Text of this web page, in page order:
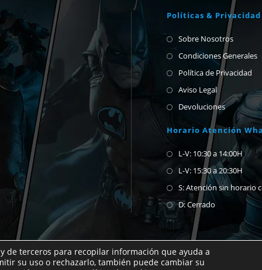
abrirnos un chat de whatsapp para preguntar.
Políticas & Privacidad
Sobre Nosotros
Condiciones Generales
Política de Privacidad
Aviso Legal
Devoluciones
Horario Atención
L-V: 10:30 a 14:00H
L-V: 15:30 a 20:30H
S: Atención sin horario
D: Cerrado
de terceros para recopilar información que ayuda a
su uso o rechazarlo, también puede cambiar su